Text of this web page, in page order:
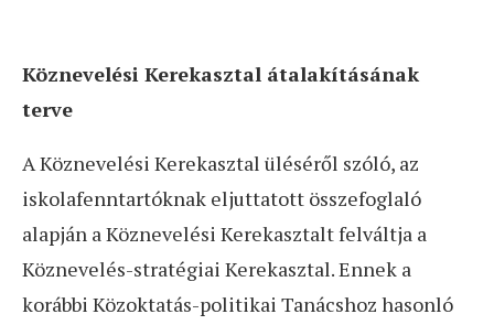
Köznevelési Kerekasztal átalakításának
terve
A Köznevelési Kerekasztal üléséről szóló, az
iskolafenntartóknak eljuttatott összefoglaló
alapján a Köznevelési Kerekasztalt felváltja a
Köznevelés-stratégiai Kerekasztal. Ennek a
korábbi Közoktatás-politikai Tanácshoz hasonló